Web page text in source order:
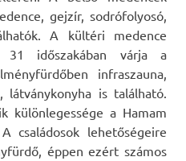
gejzír, sodrófolyosó,
A kültéri medence
időszakában várja a
infraszauna,
látványkonyha is található.
különlegessége a Hamam
családosok lehetőségeire
éppen ezért számos